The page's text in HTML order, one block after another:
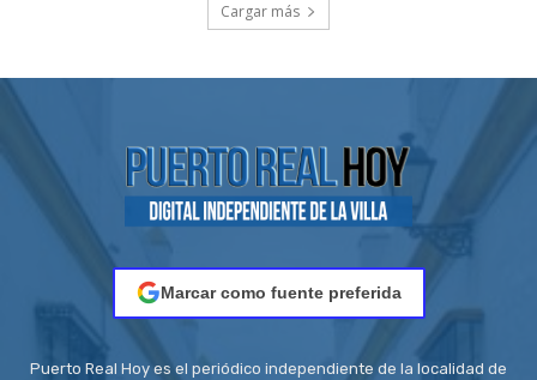
Cargar más
Marcar como fuente preferida
Puerto Real Hoy es el periódico independiente de la localidad de